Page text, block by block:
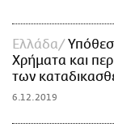
Ελλάδα
Χρήματα και
των
6.12.2019